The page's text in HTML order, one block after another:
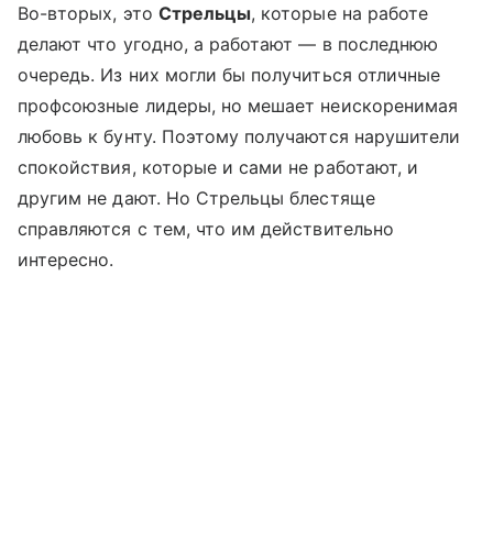
Во-вторых, это Стрельцы, которые на работе
делают что угодно, а работают — в последнюю
очередь. Из них могли бы получиться отличные
профсоюзные лидеры, но мешает неискоренимая
любовь к бунту. Поэтому получаются нарушители
спокойствия, которые и сами не работают, и
другим не дают. Но Стрельцы блестяще
справляются с тем, что им действительно
интересно.